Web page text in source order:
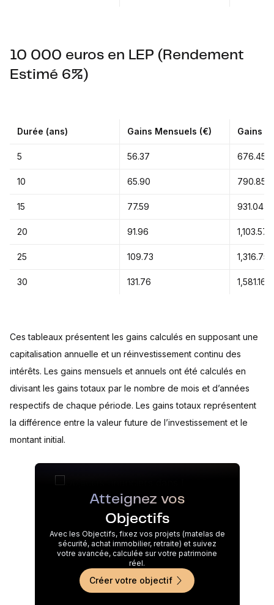
10 000 euros en LEP (Rendement
Estimé 6%)
Durée (ans) Gains Mensuels (€) Gains
5 56.37 676.45
10 65.90 790.85
15 77.59 931.04
20 91.96 1,103.57
25 109.73 1,316.75
30 131.76 1,581.16
Ces tableaux présentent les gains calculés en supposant une
capitalisation annuelle et un réinvestissement continu des
intérêts. Les gains mensuels et annuels ont été calculés en
divisant les gains totaux par le nombre de mois et d’années
respectifs de chaque période. Les gains totaux représentent
la différence entre la valeur future de l’investissement et le
montant initial.
Atteignez vos
Objectifs
Avec les Objectifs, fixez vos projets (matelas de
sécurité, achat immobilier, retraite) et suivez
votre avancée, calculée sur votre patrimoine
réel.
Créer votre objectif